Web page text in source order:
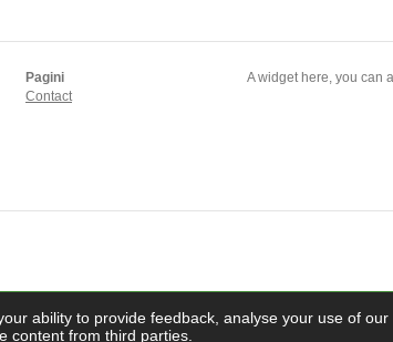
Pagini
Contact
A widget here, you can
ability to provide feedback, analyse your use of our
content from third parties.